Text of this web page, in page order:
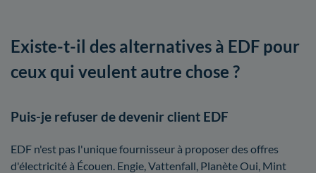
Existe-t-il des alternatives à EDF pour
ceux qui veulent autre chose ?
Puis-je refuser de devenir client EDF
EDF n'est pas l'unique fournisseur à proposer des offres
d'électricité à Écouen. Engie, Vattenfall, Planète Oui, Mint